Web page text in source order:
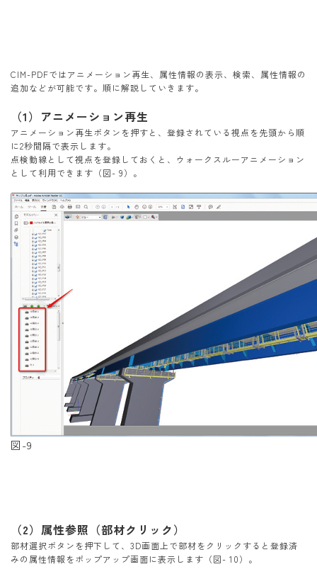
CIM-PDFではアニメーション再生、属性情報の表示、検索、属性情報の
追加などが可能です。順に解説していきます。
（1）アニメーション再生
アニメーション再生ボタンを押すと、登録されている視点を先頭から順
に2秒間隔で表示します。
点検動線として視点を登録しておくと、ウォークスルーアニメーション
として利用できます（図- 9）。
図-9
（2）属性参照（部材クリック）
部材選択ボタンを押下して、3D画面上で部材をクリックすると登録済
みの属性情報をポップアップ画面に表示します（図- 10）。